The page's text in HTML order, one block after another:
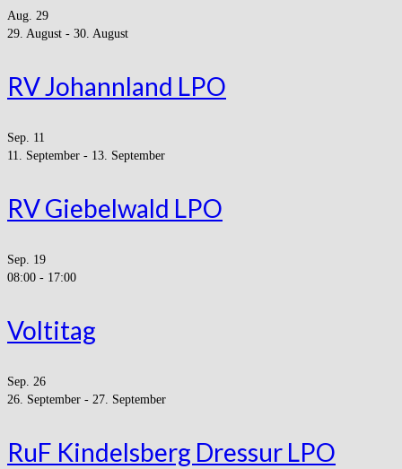
Aug. 29
29. August - 30. August
RV Johannland LPO
Sep. 11
11. September - 13. September
RV Giebelwald LPO
Sep. 19
08:00 - 17:00
Voltitag
Sep. 26
26. September - 27. September
RuF Kindelsberg Dressur LPO